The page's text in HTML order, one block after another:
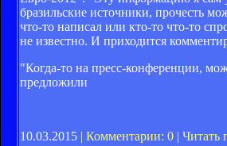
бразильские источники, прочесть
что-то написал или кто-то что-то
не известно. И приходится
"Когда-то на пресс-конференции,
предложили
10.03.2015 | Комментарии: 0 | Читать